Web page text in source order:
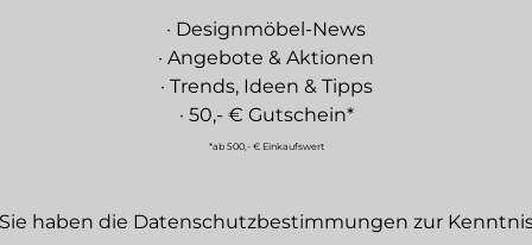
· Designmöbel-News
· Angebote & Aktionen
· Trends, Ideen & Tipps
· 50,- € Gutschein*
*ab 500,- € Einkaufswert
Sie haben die Datenschutzbestimmungen zur